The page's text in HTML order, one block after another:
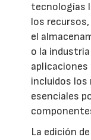
tecnologías
los
el
o la
aplicaciones
incluidos
esenciales
La edición